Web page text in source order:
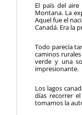
El país del
Montana. La
Aquel fue el
Canadá. Era la
Todo parecía
caminos
verde y una
impresionante.
Los lagos
días recorrer
tomamos la